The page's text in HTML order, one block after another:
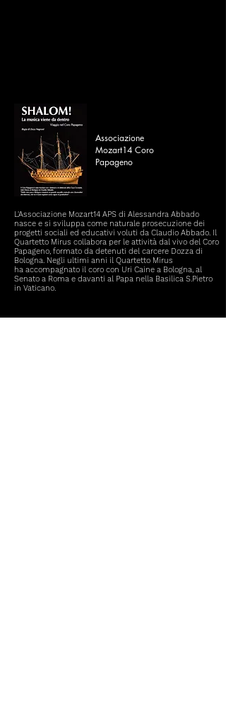
Associazione
Mozart14 Coro
Papageno
L'Associazione Mozart14 APS di Alessandra Abbado
nasce e si sviluppa come naturale prosecuzione dei
progetti sociali ed educativi voluti da Claudio Abbado. Il
Quartetto Mirus collabora per le attività dal vivo del Coro
Papageno, formato da detenuti del carcere Dozza di
Bologna. Negli ultimi anni il Quartetto Mirus
ha accompagnato il coro con Uri Caine a Bologna, al
Senato a Roma e davanti al Papa nella Basilica S.Pietro
in Vaticano.